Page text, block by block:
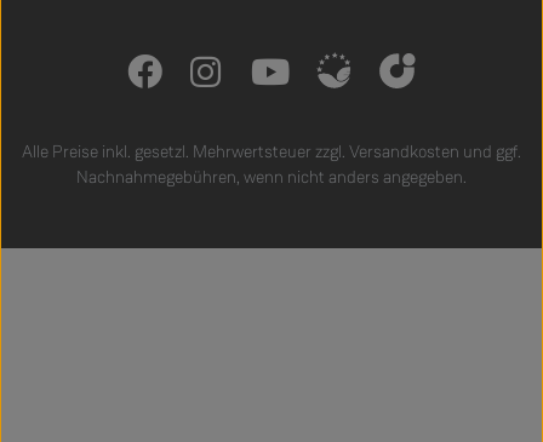
Alle Preise inkl. gesetzl. Mehrwertsteuer zzgl. Versandkosten und ggf.
Nachnahmegebühren, wenn nicht anders angegeben.